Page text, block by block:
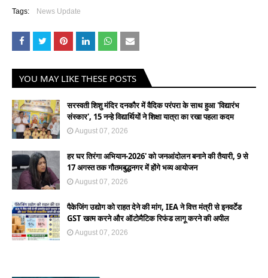
Tags: News Update
YOU MAY LIKE THESE POSTS
सरस्वती शिशु मंदिर दनकौर में वैदिक परंपरा के साथ हुआ 'विद्यारंभ
संस्कार', 15 नन्हे विद्यार्थियों ने शिक्षा यात्रा का रखा पहला कदम
August 07, 2026
हर घर तिरंगा अभियान-2026' को जनआंदोलन बनाने की तैयारी, 9 से
17 अगस्त तक गौतमबुद्धनगर में होंगे भव्य आयोजन
August 07, 2026
पैकेजिंग उद्योग को राहत देने की मांग, IEA ने वित्त मंत्री से इनवर्टेड
GST खत्म करने और ऑटोमैटिक रिफंड लागू करने की अपील
August 07, 2026